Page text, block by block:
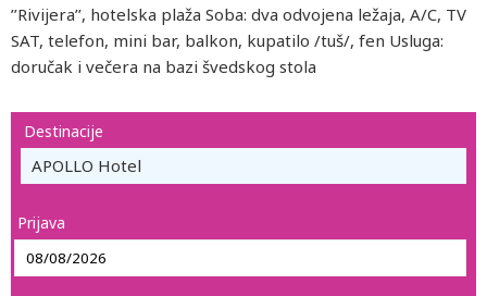
’’Rivijera’’, hotelska plaža Soba: dva odvojena ležaja, A/C, TV
SAT, telefon, mini bar, balkon, kupatilo /tuš/, fen Usluga:
doručak i večera na bazi švedskog stola
Destinacije
APOLLO Hotel
Prijava